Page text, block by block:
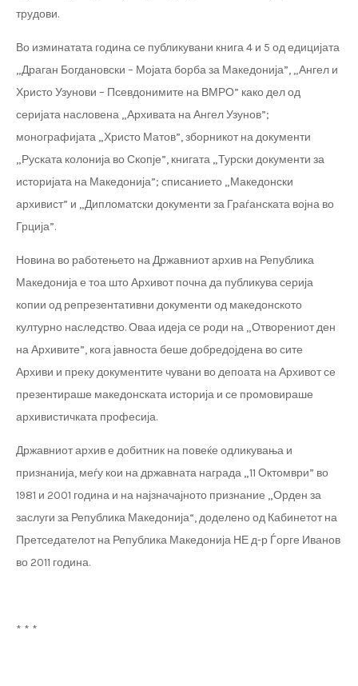
трудови.
Во изминатата година се публикувани книга 4 и 5 од едицијата
„Драган Богдановски – Мојата борба за Македонија”, „Ангел и
Христо Узунови – Псевдонимите на ВМРО” како дел од
серијата насловена „Архивата на Ангел Узунов”;
монографијата „Христо Матов”, зборникот на документи
„Руската колонија во Скопје”, книгата „Турски документи за
историјата на Македонија”; списанието „Македонски
архивист” и „Дипломатски документи за Граѓанската војна во
Грција”.
Новина во работењето на Државниот архив на Република
Македонија е тоа што Архивот почна да публикува серија
копии од репрезентативни документи од македонското
културно наследство. Оваа идеја се роди на „Отворениот ден
на Архивите”, кога јавноста беше добредојдена во сите
Архиви и преку документите чувани во депоата на Архивот се
презентираше македонската историја и се промовираше
архивистичката професија.
Државниот архив е добитник на повеќе одликувања и
признанија, меѓу кои на државната награда „11 Октомври” во
1981 и 2001 година и на најзначајното признание „Орден за
заслуги за Република Македонија“, доделено од Кабинетот на
Претседателот на Република Македонија НЕ д-р Ѓорге Иванов
во 2011 година.
* * *